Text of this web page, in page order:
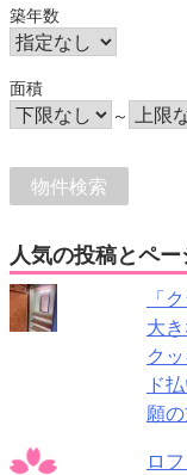
築年数
面積
～
人気の投稿とペー
「
大
ク
ド
願
ロ